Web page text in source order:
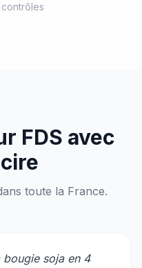
FDS avec
toute la France.
bougie soja en 4